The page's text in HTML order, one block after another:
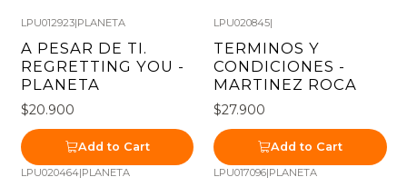
LPU012923|PLANETA
A PESAR DE TI.
REGRETTING YOU -
PLANETA
$20.900
Add to Cart
LPU020845|
TERMINOS Y
CONDICIONES -
MARTINEZ ROCA
$27.900
Add to Cart
LPU020464|PLANETA LPU017096|PLANETA